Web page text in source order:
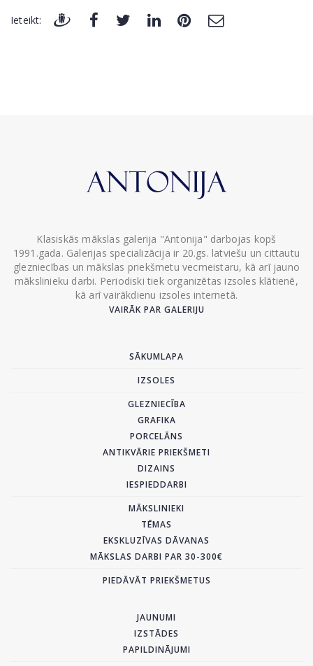
Ieteikt:
Klasiskās mākslas galerija "Antonija" darbojas kopš
1991.gada. Galerijas specializācija ir 20.gs. latviešu un cittautu
glezniecības un mākslas priekšmetu vecmeistaru, kā arī jauno
mākslinieku darbi. Periodiski tiek organizētas izsoles klātienē,
kā arī vairākdienu izsoles internetā.
VAIRĀK PAR GALERIJU
SĀKUMLAPA
IZSOLES
GLEZNIECĪBA
GRAFIKA
PORCELĀNS
ANTIKVĀRIE PRIEKŠMETI
DIZAINS
IESPIEDDARBI
MĀKSLINIEKI
TĒMAS
EKSKLUZĪVAS DĀVANAS
MĀKSLAS DARBI PAR 30-300€
PIEDĀVĀT PRIEKŠMETUS
JAUNUMI
IZSTĀDES
PAPILDINĀJUMI